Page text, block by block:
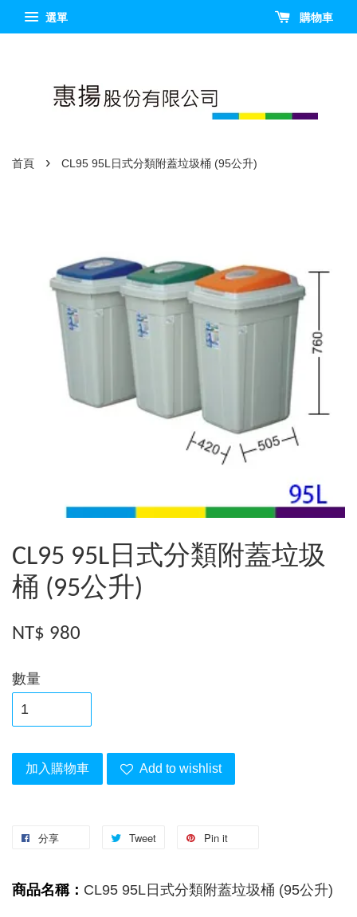
選單 購物車
首頁 › CL95 95L日式分類附蓋垃圾桶 (95公升)
CL95 95L日式分類附蓋垃圾
桶 (95公升)
NT$ 980
數量
加入購物車 Add to wishlist
分享 Tweet Pin it
商品名稱： CL95 95L日式分類附蓋垃圾桶 (95公升)